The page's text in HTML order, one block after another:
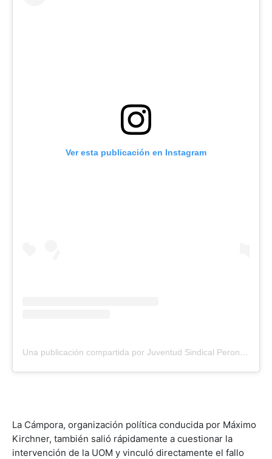
Ver esta publicación en Instagram
Una publicación compartida por Juventud Sindical Peronista (@juventudsindicalcgt)
La Cámpora, organización política conducida por Máximo
Kirchner, también salió rápidamente a cuestionar la
intervención de la UOM y vinculó directamente el fallo